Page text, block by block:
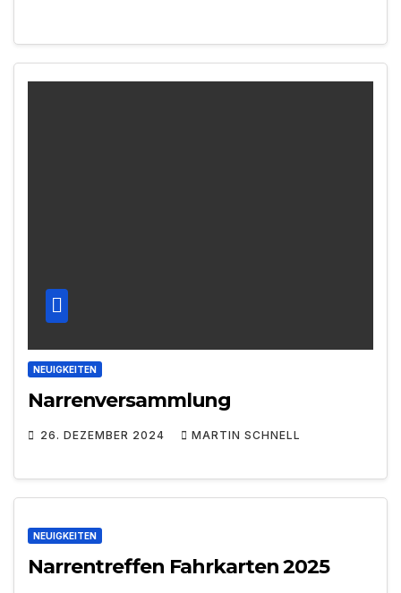
NEUIGKEITEN
Narrenversammlung
26. DEZEMBER 2024 MARTIN SCHNELL
NEUIGKEITEN
Narrentreffen Fahrkarten 2025